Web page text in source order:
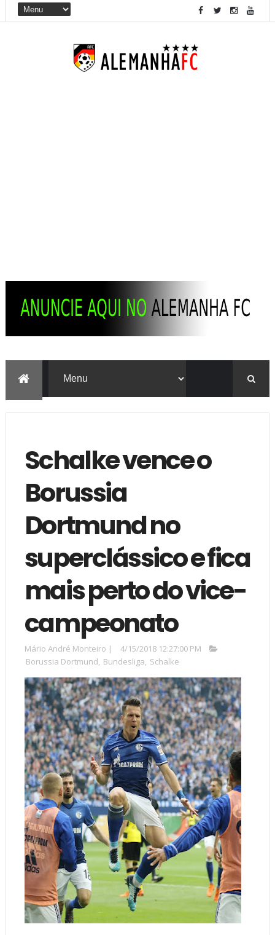
Schalke vence o
Borussia
Dortmund no
superclássico e fica
mais perto do vice-
campeonato
Mário André Monteiro |
4/15/2018 12:27:00 PM
Borussia Dortmund, Bundesliga, Schalke